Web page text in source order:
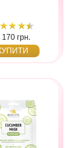
170 грн.